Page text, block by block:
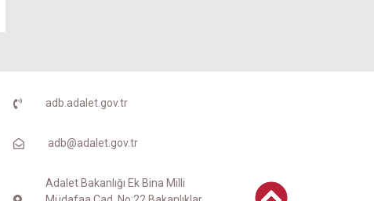
adb.adalet.gov.tr
adb@adalet.gov.tr
Adalet Bakanlığı Ek Bina Milli